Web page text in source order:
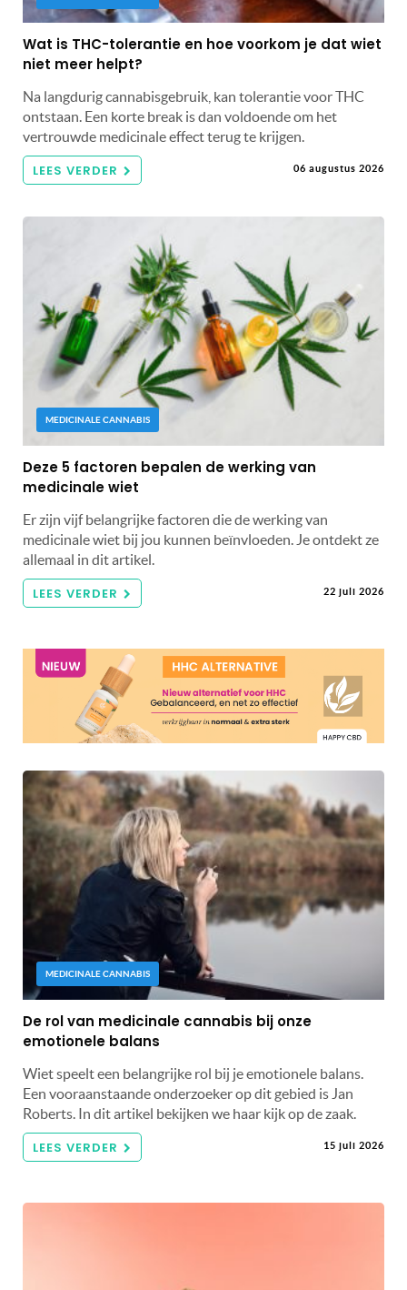
Wat is THC-tolerantie en hoe voorkom je dat wiet
niet meer helpt?
Na langdurig cannabisgebruik, kan tolerantie voor THC
ontstaan. Een korte break is dan voldoende om het
vertrouwde medicinale effect terug te krijgen.
LEES VERDER 06 augustus 2026
MEDICINALE CANNABIS
Deze 5 factoren bepalen de werking van
medicinale wiet
Er zijn vijf belangrijke factoren die de werking van
medicinale wiet bij jou kunnen beïnvloeden. Je ontdekt ze
allemaal in dit artikel.
LEES VERDER 22 juli 2026
MEDICINALE CANNABIS
De rol van medicinale cannabis bij onze
emotionele balans
Wiet speelt een belangrijke rol bij je emotionele balans.
Een vooraanstaande onderzoeker op dit gebied is Jan
Roberts. In dit artikel bekijken we haar kijk op de zaak.
LEES VERDER 15 juli 2026